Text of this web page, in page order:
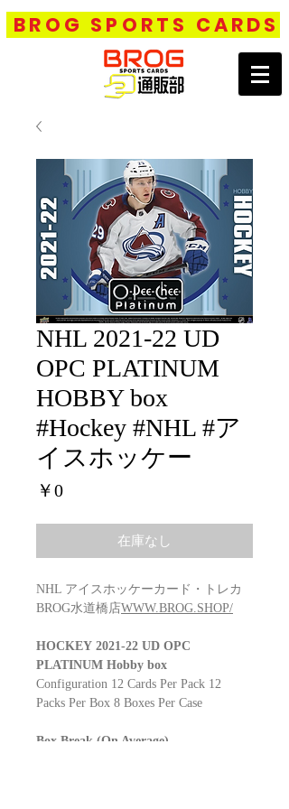
BROG SPORTS CARDS
NHL 2021-22 UD
OPC PLATINUM
HOBBY box
#Hockey #NHL #ア
イスホッケー
￥0価
在庫なし
NHL アイスホッケーカード・トレカ
BROG水道橋店WWW.BROG.SHOP/
HOCKEY 2021-22 UD OPC
PLATINUM Hobby box
Configuration 12 Cards Per Pack 12
Packs Per Box 8 Boxes Per Case
Box Break (On Average)